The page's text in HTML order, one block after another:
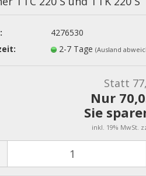
4276530
2-7 Tage (Ausland
Statt
Nur
Sie
inkl. 19% MwSt.